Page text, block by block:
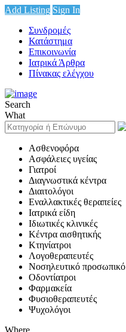
Add Listing Sign In
Συνδρομές
Κατάστημα
Επικοινωνία
Ιατρικά Άρθρα
Πίνακας ελέγχου
Search
What
Ασθενοφόρα
Ασφάλειες υγείας
Γιατροί
Διαγνωστικά κέντρα
Διαιτολόγοι
Εναλλακτικές θεραπείες
Ιατρικά είδη
Ιδιωτικές κλινικές
Κέντρα αισθητικής
Κτηνίατροι
Λογοθεραπευτές
Νοσηλευτικό προσωπικό
Οδοντίατροι
Φαρμακεία
Φυσιοθεραπευτές
Ψυχολόγοι
Where